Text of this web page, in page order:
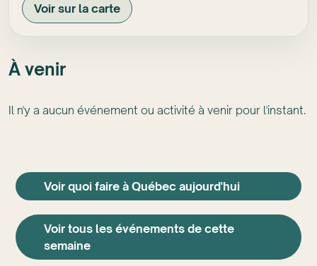
Voir sur la carte
À venir
Il n'y a aucun événement ou activité à venir pour l'instant.
Voir quoi faire à Québec aujourd'hui
Voir tous les événements de cette
semaine